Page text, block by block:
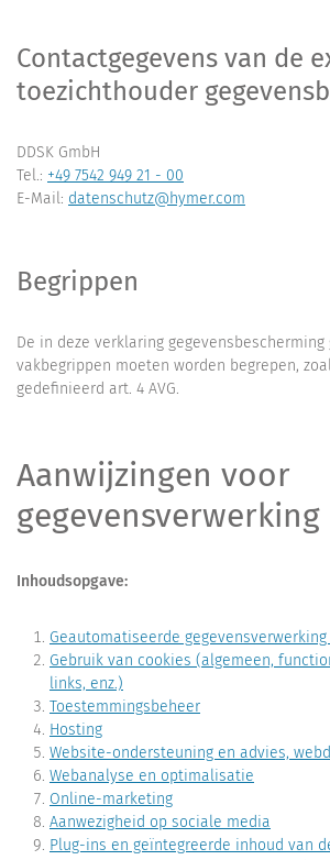
Contactgegevens van de
toezichthouder
DDSK GmbH
Tel.: +49 7542 949 21 - 00
E-Mail: datenschutz@hymer.com
Begrippen
De in deze verklaring gegevensbescherming
vakbegrippen moeten worden begrepen,
gedefinieerd art. 4 AVG.
Aanwijzingen voor
gegevensverwerking
Inhoudsopgave:
Geautomatiseerde
Gebruik van cookies (algemeen,
links, enz.)
Toestemmingsbeheer
Hosting
Website-ondersteuning en advies,
Webanalyse en optimalisatie
Online-marketing
Aanwezigheid op sociale media
Plug-ins en geïntegreerde inhoud van